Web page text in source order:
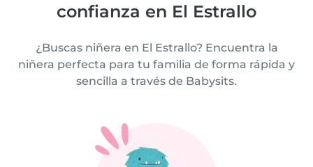
confianza en El Estrallo
¿Buscas niñera en El Estrallo? Encuentra la
niñera perfecta para tu familia de forma rápida y
sencilla a través de Babysits.